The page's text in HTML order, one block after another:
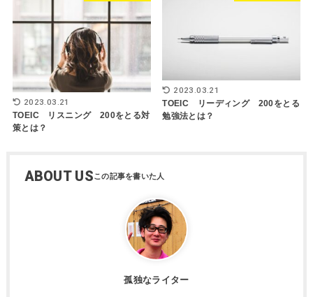
2023.03.21
TOEIC リスニング 200をとる対
策とは？
2023.03.21
TOEIC リーディング 200をとる
勉強法とは？
ABOUT US
孤独なライター